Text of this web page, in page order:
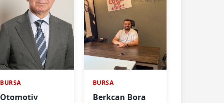
BURSA
Otomotiv
BURSA
Berkcan Bora